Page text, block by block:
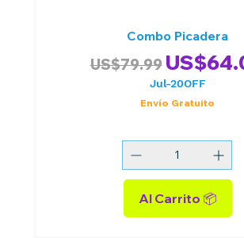
Combo Picadera
Precio
US$79.99 Precio
Jul-20OFF
Envío Gratuito
Al Carrito 📦